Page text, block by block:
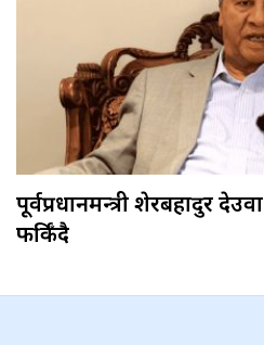
पूर्वप्रधानमन्त्री शेरबहादुर
फर्किँदै